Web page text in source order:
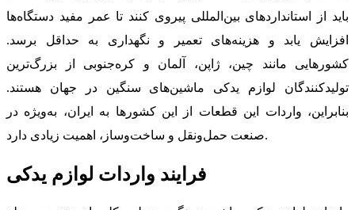
باید از استانداردهای بین‌المللی پیروی کنند تا عمر مفید دستگاه‌ها
افزایش یابد و هزینه‌های تعمیر و نگهداری به حداقل برسد.
کشورهایی مانند چین، ژاپن، آلمان و کره‌جنوبی از بزرگ‌ترین
تولیدکنندگان لوازم یدکی ماشین‌های سنگین در جهان هستند.
بنابراین، واردات این قطعات از این کشورها به ایران، به‌ویژه در
صنعت حمل‌ونقل و ساخت‌وساز، اهمیت زیادی دارد.
فرایند واردات لوازم یدکی